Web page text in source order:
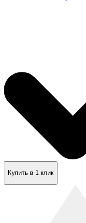
Купить в 1 клик